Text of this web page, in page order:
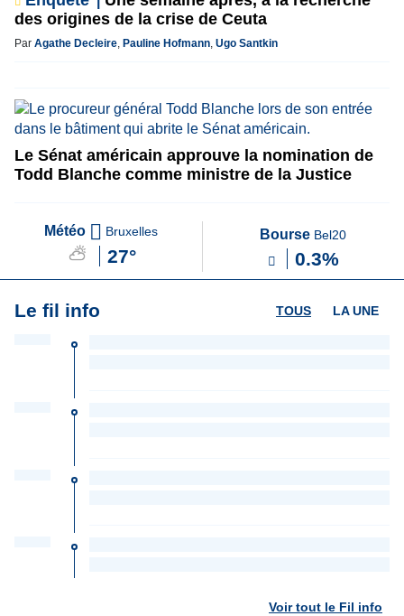
des origines de la crise de Ceuta
Par Agathe Decleire, Pauline Hofmann, Ugo Santkin
Le Sénat américain approuve la nomination de
Todd Blanche comme ministre de la Justice
Météo Bruxelles
27°
Bourse Bel20
0.3%
Le fil info LA UNE
TOUS
Voir tout le Fil info